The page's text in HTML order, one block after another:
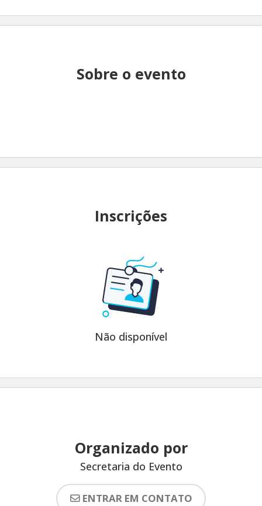
Sobre o evento
Inscrições
Não disponível
Organizado por
Secretaria do Evento
ENTRAR EM CONTATO